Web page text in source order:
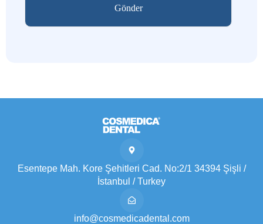
Esentepe Mah. Kore Şehitleri Cad. No:2/1 34394 Şişli /
İstanbul / Turkey
info@cosmedicadental.com